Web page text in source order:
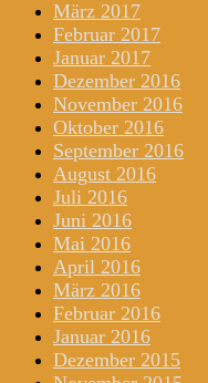
März 2017
Februar 2017
Januar 2017
Dezember 2016
November 2016
Oktober 2016
September 2016
August 2016
Juli 2016
Juni 2016
Mai 2016
April 2016
März 2016
Februar 2016
Januar 2016
Dezember 2015